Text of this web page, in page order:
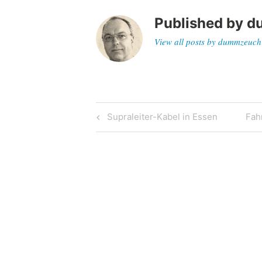
Published by
View all posts by dummzeuch
Post
navigation
Previous
Post
Supraleiter-Kabel in Essen